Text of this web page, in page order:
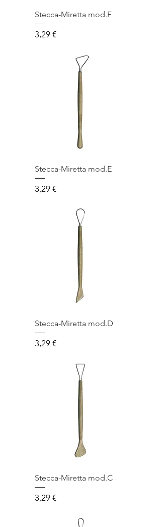
Stecca-Miretta mod.F
Prezzo
3,29 €
Stecca-Miretta mod.E
Prezzo
3,29 €
Stecca-Miretta mod.D
Prezzo
3,29 €
Stecca-Miretta mod.C
Prezzo
3,29 €